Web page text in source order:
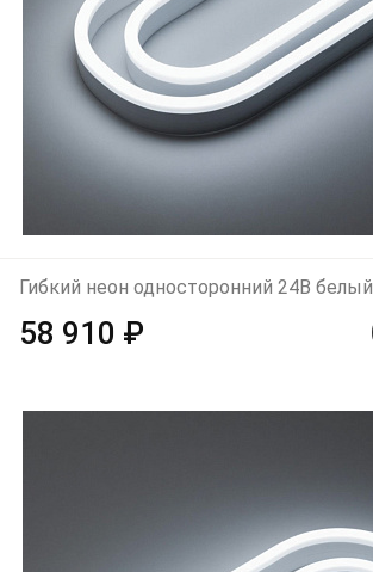
Гибкий неон односторонний 24В белый
58 910 ₽